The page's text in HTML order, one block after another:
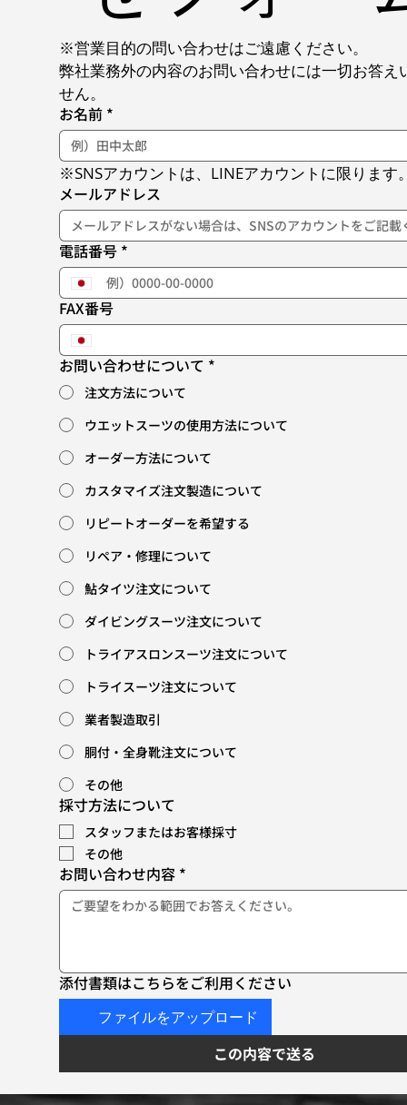
※営業目的の問い合わせはご遠慮ください。
弊社業務外の内容のお問い合わせには一切お答え
せん。
お名前 *
※SNSアカウントは、LINEアカウントに限ります
メールアドレス
電話番号 *
FAX番号
お問い合わせについて *
注文方法について
ウエットスーツの使用方法について
オーダー方法について
カスタマイズ注文製造について
リピートオーダーを希望する
リペア・修理について
鮎タイツ注文について
ダイビングスーツ注文について
トライアスロンスーツ注文について
トライスーツ注文について
業者製造取引
胴付・全身靴注文について
その他
採寸方法について
スタッフまたはお客様採寸
その他
お問い合わせ内容 *
添付書類はこちらをご利用ください
ファイルをアップロード
この内容で送る